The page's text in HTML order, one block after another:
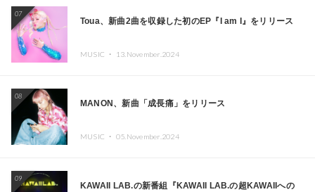
07
Toua、新曲2曲を収録した初のEP『I am I』をリリース
MUSIC ・ 13.November.2024
08
MANON、新曲「成長痛」をリリース
MUSIC ・ 05.November.2024
09
KAWAII LAB.の新番組『KAWAII LAB.の超KAWAIIへの